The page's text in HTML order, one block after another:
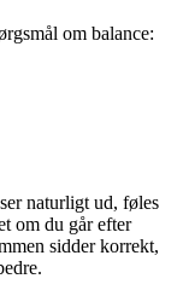
om balance:
naturligt ud, føles
om du går efter
sidder korrekt,